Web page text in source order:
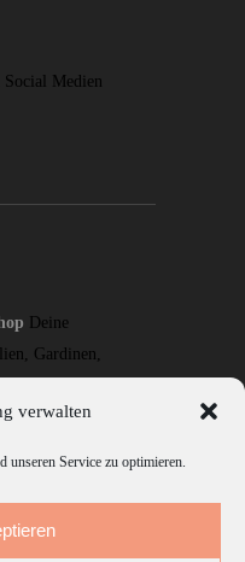
verwalten
unseren Service zu optimieren.
Medien
Deine
Gardinen,